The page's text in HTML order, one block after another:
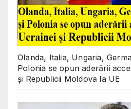
Olanda, Italia, Ungaria,
Polonia se opun aderării
și Republicii Moldova la UE